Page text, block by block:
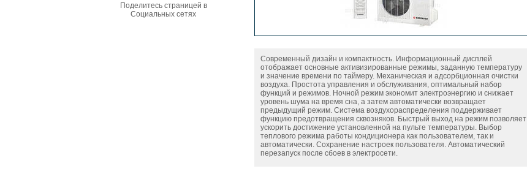
Поделитесь страницей в
Социальных сетях
Современный дизайн и компактность. Информационный дисплей
отображает основные активизированные режимы, заданную температуру
и значение времени по таймеру. Механическая и адсорбционная очистки
воздуха. Простота управления и обслуживания, оптимальный набор
функций и режимов. Ночной режим экономит электроэнергию и снижает
уровень шума на время сна, а затем автоматически возвращает
предыдущий режим. Система воздухораспределения поддерживает
функцию предотвращения сквозняков. Быстрый выход на режим позволяет
ускорить достижение установленной на пульте температуры. Выбор
теплового режима работы кондиционера как пользователем, так и
автоматически. Сохранение настроек пользователя. Автоматический
перезапуск после сбоев в электросети.